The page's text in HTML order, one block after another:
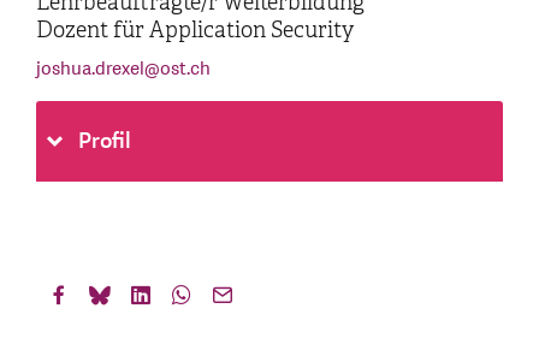
Dozent für Application Security
joshua.drexel@ost.ch
Profil